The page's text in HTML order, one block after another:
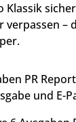
Klassik
verpassen –
PR
und E-